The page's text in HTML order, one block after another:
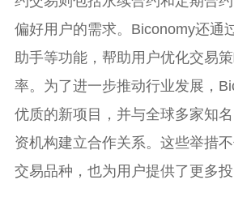
偏好用户的需求。Biconomy还通
助手等功能，帮助用户优化交易
率。为了进一步推动行业发展，
优质的新项目，并与全球多家知
资机构建立合作关系。这些举措
交易品种，也为用户提供了更多投